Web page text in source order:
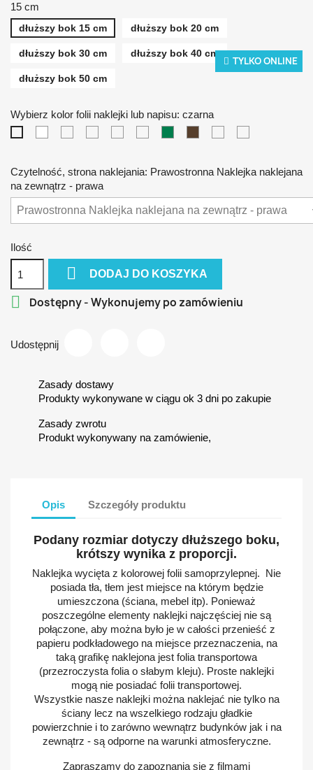
TYLKO ONLINE
15 cm
dłuższy bok 15 cm dłuższy bok 20 cm
dłuższy bok 30 cm dłuższy bok 40 cm
dłuższy bok 50 cm
Wybierz kolor folii naklejki lub napisu: czarna
Czytelność, strona naklejania: Prawostronna Naklejka naklejana
na zewnątrz - prawa
Ilość
 DODAJ DO KOSZYKA
 Dostępny - Wykonujemy po zamówieniu
Udostępnij
Zasady dostawy
Produkty wykonywane w ciągu ok 3 dni po zakupie
Zasady zwrotu
Produkt wykonywany na zamówienie,
Opis Szczegóły produktu
Podany rozmiar dotyczy dłuższego boku,
krótszy wynika z proporcji.
Naklejka wycięta z kolorowej folii samoprzylepnej. Nie
posiada tła, tłem jest miejsce na którym będzie
umieszczona (ściana, mebel itp). Ponieważ
poszczególne elementy naklejki najczęściej nie są
połączone, aby można było je w całości przenieść z
papieru podkładowego na miejsce przeznaczenia, na
taką grafikę naklejona jest folia transportowa
(przezroczysta folia o słabym kleju). Proste naklejki
mogą nie posiadać folii transportowej.
Wszystkie nasze naklejki można naklejać nie tylko na
ściany lecz na wszelkiego rodzaju gładkie
powierzchnie i to zarówno wewnątrz budynków jak i na
zewnątrz - są odporne na warunki atmosferyczne.
Zapraszamy do zapoznania się z filmami